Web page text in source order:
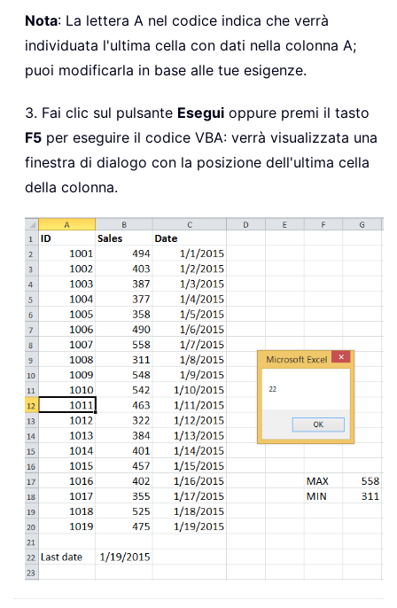
Nota: La lettera A nel codice indica che verrà
individuata l'ultima cella con dati nella colonna A;
puoi modificarla in base alle tue esigenze.
3. Fai clic sul pulsante Esegui oppure premi il tasto
F5 per eseguire il codice VBA: verrà visualizzata una
finestra di dialogo con la posizione dell'ultima cella
della colonna.